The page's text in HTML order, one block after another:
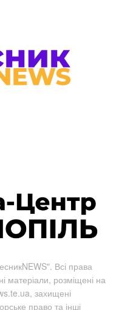
Всі права
матеріали, розміщені на
захищені
право та інші